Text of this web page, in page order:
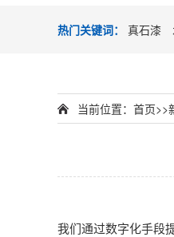
热门关键词： 真石漆
当前位置： 首页>>
我们通过数字化手段